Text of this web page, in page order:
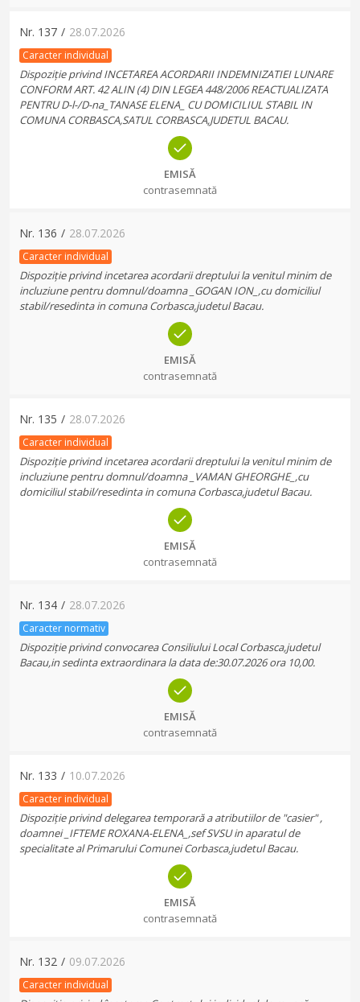
Nr. 137 / 28.07.2026
Caracter individual
Dispoziție privind INCETAREA ACORDARII INDEMNIZATIEI LUNARE
CONFORM ART. 42 ALIN (4) DIN LEGEA 448/2006 REACTUALIZATA
PENTRU D-l-/D-na_TANASE ELENA_ CU DOMICILIUL STABIL IN
COMUNA CORBASCA,SATUL CORBASCA,JUDETUL BACAU.
EMISĂ
contrasemnată
Nr. 136 / 28.07.2026
Caracter individual
Dispoziție privind incetarea acordarii dreptului la venitul minim de
incluziune pentru domnul/doamna _GOGAN ION_,cu domiciliul
stabil/resedinta in comuna Corbasca,judetul Bacau.
EMISĂ
contrasemnată
Nr. 135 / 28.07.2026
Caracter individual
Dispoziție privind incetarea acordarii dreptului la venitul minim de
incluziune pentru domnul/doamna _VAMAN GHEORGHE_,cu
domiciliul stabil/resedinta in comuna Corbasca,judetul Bacau.
EMISĂ
contrasemnată
Nr. 134 / 28.07.2026
Caracter normativ
Dispoziție privind convocarea Consiliului Local Corbasca,judetul
Bacau,in sedinta extraordinara la data de:30.07.2026 ora 10,00.
EMISĂ
contrasemnată
Nr. 133 / 10.07.2026
Caracter individual
Dispoziție privind delegarea temporară a atributiilor de "casier" ,
doamnei _IFTEME ROXANA-ELENA_,sef SVSU in aparatul de
specialitate al Primarului Comunei Corbasca,judetul Bacau.
EMISĂ
contrasemnată
Nr. 132 / 09.07.2026
Caracter individual